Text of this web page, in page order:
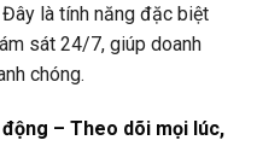
là tính năng đặc biệt
sát 24/7, giúp doanh
chóng.
– Theo dõi mọi lúc,